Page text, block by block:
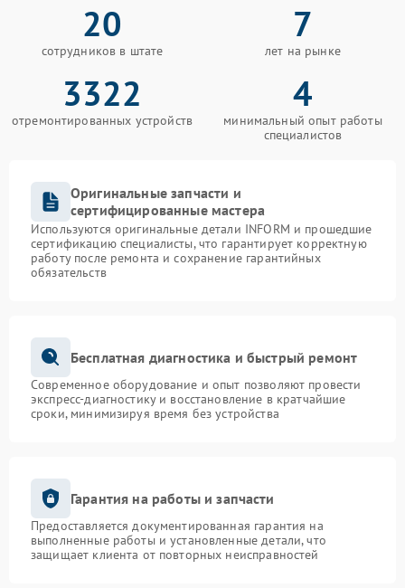
20
сотрудников в штате
7
лет на рынке
3322
отремонтированных устройств
4
минимальный опыт работы
специалистов
Оригинальные запчасти и
сертифицированные мастера
Используются оригинальные детали INFORM и прошедшие
сертификацию специалисты, что гарантирует корректную
работу после ремонта и сохранение гарантийных
обязательств
Бесплатная диагностика и быстрый ремонт
Современное оборудование и опыт позволяют провести
экспресс-диагностику и восстановление в кратчайшие
сроки, минимизируя время без устройства
Гарантия на работы и запчасти
Предоставляется документированная гарантия на
выполненные работы и установленные детали, что
защищает клиента от повторных неисправностей